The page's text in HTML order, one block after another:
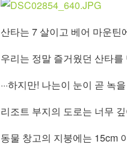
산타는 7 살이고 베어 마운틴
우리는 정말 즐거웠던 산타
···하지만! 나는이 눈이 곧
리조트 부지의 도로는 너무
동물 창고의 지붕에는 15cm